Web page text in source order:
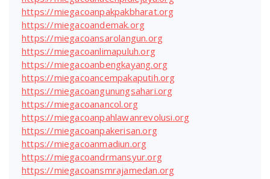
https://miegacoanpakpakbharat.org
https://miegacoandemak.org
https://miegacoansarolangun.org
https://miegacoanlimapuluh.org
https://miegacoanbengkayang.org
https://miegacoancempakaputih.org
https://miegacoangunungsahari.org
https://miegacoanancol.org
https://miegacoanpahlawanrevolusi.org
https://miegacoanpakerisan.org
https://miegacoanmadiun.org
https://miegacoandrmansyur.org
https://miegacoansmrajamedan.org